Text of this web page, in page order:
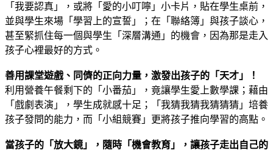
「我要認真」，或將「愛的小叮嚀」小卡片，貼在學生桌前，
並與學生來場「學習上的宣誓」；在「聯絡簿」與孩子談心，
甚至緊抓住每一個與學生「深層溝通」的機會，因為那是走入
孩子心裡最好的方式。
善用課堂遊戲、同儕的正向力量，激發出孩子的「天才」！
利用營養午餐剩下的「小番茄」，竟讓學生愛上數學課；藉由
「戲劇表演」，學生成就感十足；「我猜我猜我猜猜猜」培養
孩子發問的能力，而「小組競賽」更將孩子推向學習的高點。
當孩子的「放大鏡」，隨時「機會教育」，讓孩子走出自己的